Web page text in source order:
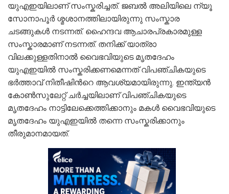
യുഎഇയിലാണ് സംസ്കരിച്ചത്. ജബൽ അലിയിലെ ന്യൂ
സോനാപൂർ ശ്മശാനത്തിലായിരുന്നു സംസ്കാര
ചടങ്ങുകള്‍ നടന്നത്. ഹൈന്ദവ ആചാരപ്രകാരമുള്ള
സംസ്കാരമാണ് നടന്നത്. തനിക്ക് യാത്രാ
വിലക്കുള്ളതിനാല്‍ വൈഭവിയുടെ മൃതദേഹം
യുഎഇയില്‍ സംസ്കരിക്കണമെന്നത് വിപഞ്ചികയുടെ
ഭര്‍ത്താവ് നിതീഷിന്‍റെ ആവശ്യമായിരുന്നു. ഇന്ത്യൻ
കോൺസുലേറ്റ് ചർച്ചയിലാണ് വിപഞ്ചികയുടെ
മൃതദേഹം നാട്ടിലേക്കെത്തിക്കാനും മകൾ വൈഭവിയുടെ
മൃതദേഹം യുഎഇയിൽ തന്നെ സംസ്കരിക്കാനും
തീരുമാനമായത്.